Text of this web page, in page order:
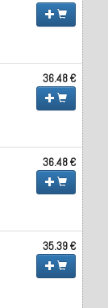
36.48 €
36.48 €
35.39 €